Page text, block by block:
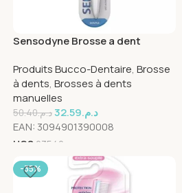
Sensodyne Brosse a dent
Produits Bucco-Dentaire, Brosse
à dents, Brosses à dents
manuelles
د.م.50.40 د.م.32.59
EAN: 3094901390008
UGS 23540
-35%